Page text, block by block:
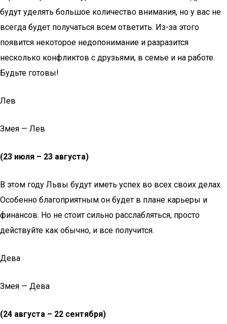
будут уделять большое количество внимания, но у вас не
всегда будет получаться всем ответить. Из-за этого
появится некоторое недопонимание и разразится
несколько конфликтов с друзьями, в семье и на работе.
Будьте готовы!
Лев
Змея — Лев
(23 июля – 23 августа)
В этом году Львы будут иметь успех во всех своих делах.
Особенно благоприятным он будет в плане карьеры и
финансов. Но не стоит сильно расслабляться, просто
действуйте как обычно, и все получится.
Дева
Змея — Дева
(24 августа – 22 сентября)